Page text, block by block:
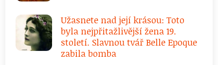
Užasnete nad její krásou: Toto
byla nejpřitažlivější žena 19.
století. Slavnou tvář Belle Epoque
zabila bomba